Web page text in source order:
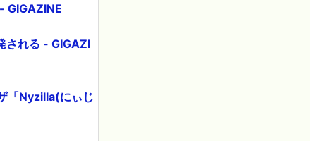
GIGAZINE
される - GIGAZI
「Nyzilla(にぃじ